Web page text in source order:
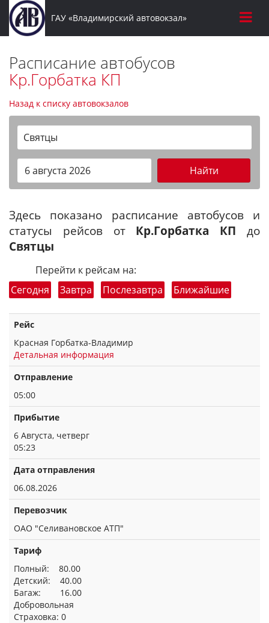
ГАУ «Владимирский автовокзал»
Расписание автобусов
Кр.Горбатка КП
Назад к списку автовокзалов
Святцы
Найти
Здесь показано расписание автобусов и
статусы рейсов от Кр.Горбатка КП до
Святцы
Перейти к рейсам на:
Сегодня
Завтра Послезавтра Ближайшие
Рейс
Красная Горбатка-Владимир
Детальная информация
Отправление
05:00
Прибытие
6 Августа, четверг
05:23
Дата отправления
06.08.2026
Перевозчик
ОАО "Селивановское АТП"
Тариф
Полный: 80.00
Детский: 40.00
Багаж: 16.00
Добровольная
Страховка: 0